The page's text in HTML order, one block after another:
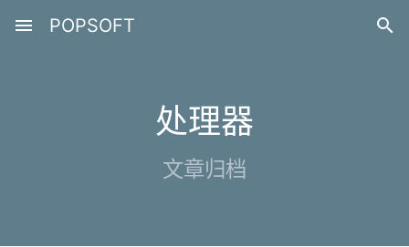
menu POPSOFT 
处理器
文章归档